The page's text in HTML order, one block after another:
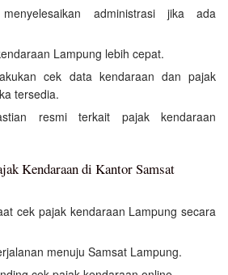
administrasi jika ada
Lampung lebih cepat.
cek data kendaraan dan pajak
tersedia.
resmi terkait pajak kendaraan
Kendaraan di Kantor Samsat
cek pajak kendaraan Lampung secara
menuju Samsat Lampung.